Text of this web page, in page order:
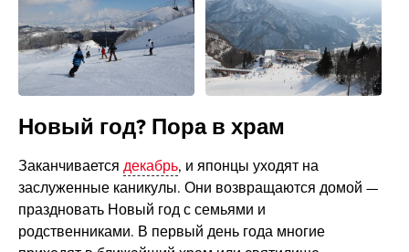
Новый год? Пора в храм
Заканчивается декабрь, и японцы уходят на
заслуженные каникулы. Они возвращаются домой —
праздновать Новый год с семьями и
родственниками. В первый день года многие